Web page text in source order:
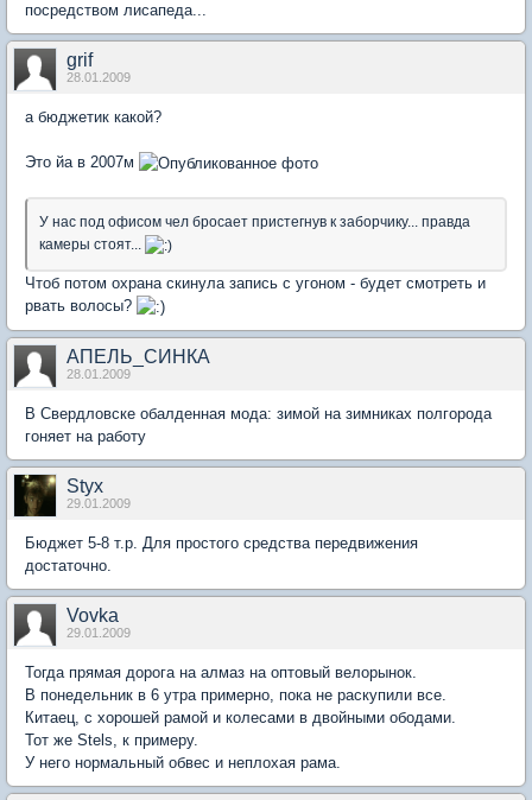
посредством лисапеда...
grif
28.01.2009
а бюджетик какой?
Это йа в 2007м
У нас под офисом чел бросает пристегнув к заборчику... правда
камеры стоят...
Чтоб потом охрана скинула запись с угоном - будет смотреть и
рвать волосы?
АПЕЛЬ_СИНКА
28.01.2009
В Свердловске обалденная мода: зимой на зимниках полгорода
гоняет на работу
Styx
29.01.2009
Бюджет 5-8 т.р. Для простого средства передвижения
достаточно.
Vovka
29.01.2009
Тогда прямая дорога на алмаз на оптовый велорынок.
В понедельник в 6 утра примерно, пока не раскупили все.
Китаец, с хорошей рамой и колесами в двойными ободами.
Тот же Stels, к примеру.
У него нормальный обвес и неплохая рама.